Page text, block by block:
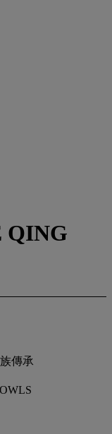
QING
傳承